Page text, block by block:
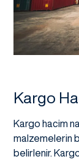
Kargo
Kargo hacim
malzemelerin
belirlenir.